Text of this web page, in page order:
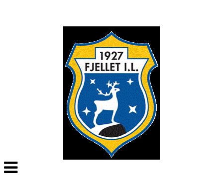
Veksle
navigasjon